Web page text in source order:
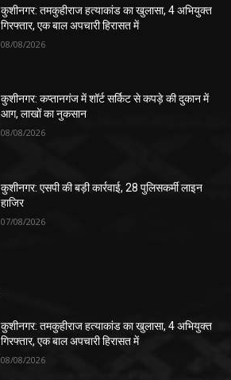
कुशीनगर: तमकुहीराज हत्याकांड का खुलासा, 4 अभियुक्त
गिरफ्तार, एक बाल अपचारी हिरासत में
08/08/2026
कुशीनगर: कप्तानगंज में शॉर्ट सर्किट से कपड़े की दुकान में
आग, लाखों का नुकसान
08/08/2026
कुशीनगर: एसपी की बड़ी कार्रवाई, 28 पुलिसकर्मी लाइन
हाजिर
07/08/2026
कुशीनगर: तमकुहीराज हत्याकांड का खुलासा, 4 अभियुक्त
गिरफ्तार, एक बाल अपचारी हिरासत में
08/08/2026